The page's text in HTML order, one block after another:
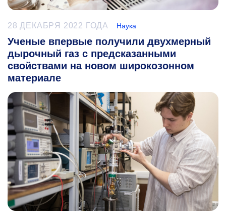
28 ДЕКАБРЯ 2022 ГОДА Наука
Ученые впервые получили двухмерный
дырочный газ с предсказанными
свойствами на новом широкозонном
материале